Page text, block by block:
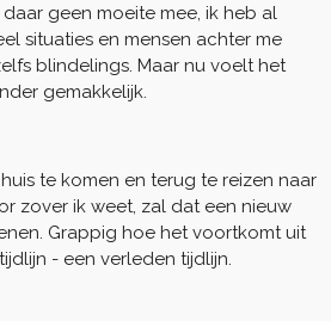
geen moeite mee, ik heb al
situaties en mensen achter me
blindelings. Maar nu voelt het
gemakkelijk.
te komen en terug te reizen naar
zover ik weet, zal dat een nieuw
Grappig hoe het voortkomt uit
- een verleden tijdlijn.